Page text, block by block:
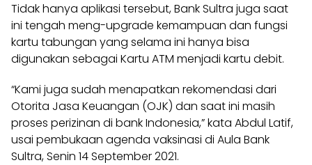
Tidak hanya aplikasi tersebut, Bank Sultra juga saat
ini tengah meng-upgrade kemampuan dan fungsi
kartu tabungan yang selama ini hanya bisa
digunakan sebagai Kartu ATM menjadi kartu debit.
“Kami juga sudah menapatkan rekomendasi dari
Otorita Jasa Keuangan (OJK) dan saat ini masih
proses perizinan di bank Indonesia,” kata Abdul Latif,
usai pembukaan agenda vaksinasi di Aula Bank
Sultra, Senin 14 September 2021.